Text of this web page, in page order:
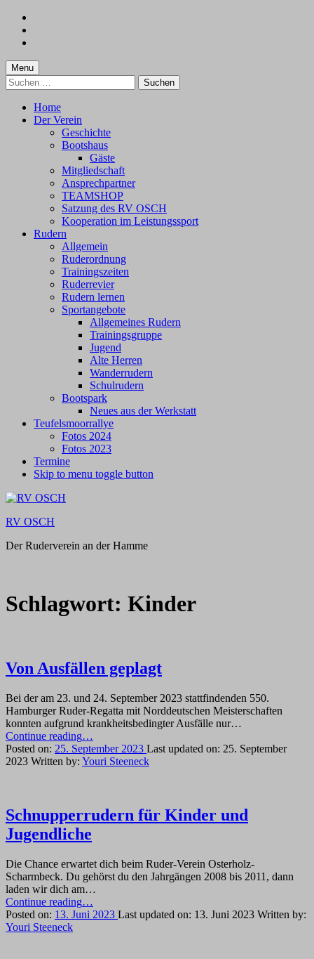
content
footer
Menu
Suchen
nach:
Home
Der Verein
Geschichte
Bootshaus
Gäste
Mitgliedschaft
Ansprechpartner
TEAMSHOP
Satzung des RV OSCH
Kooperation im Leistungssport
Rudern
Allgemein
Ruderordnung
Trainingszeiten
Ruderrevier
Rudern lernen
Sportangebote
Allgemeines Rudern
Trainingsgruppe
Jugend
Alte Herren
Wanderrudern
Schulrudern
Bootspark
Neues aus der Werkstatt
Teufelsmoorrallye
Fotos 2024
Fotos 2023
Termine
Skip to menu toggle button
RV OSCH
Der Ruderverein an der Hamme
Schlagwort: Kinder
Von Ausfällen geplagt
Bei der am 23. und 24. September 2023 stattfindenden 550.
Hamburger Ruder-Regatta mit Norddeutschen Meisterschaften
konnten aufgrund krankheitsbedingter Ausfälle nur…
Continue reading“Von
Ausfällen
geplagt”
…
Posted on: 25. September 2023 Last updated on: 25. September
2023 Written by: Youri Steeneck
Schnupperrudern für Kinder und
Jugendliche
Die Chance erwartet dich beim Ruder-Verein Osterholz-
Scharmbeck. Du gehörst du den Jahrgängen 2008 bis 2011, dann
laden wir dich am…
Continue reading“Schnupperrudern
für
…
Posted on: 13. Juni 2023 Last updated on: 13. Juni 2023 Written by:
Youri Steeneck